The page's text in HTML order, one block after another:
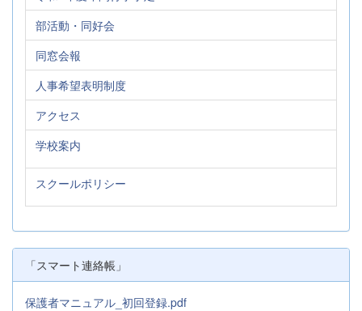
部活動・同好会
同窓会報
人事希望表明制度
アクセス
学校案内
スクールポリシー
「スマート連絡帳」
保護者マニュアル_初回登録.pdf